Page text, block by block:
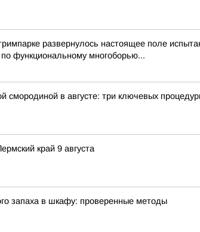
развернулось настоящее поле
функциональному многоборью...
смородиной в августе: три ключевых
край 9 августа
запаха в шкафу: проверенные методы